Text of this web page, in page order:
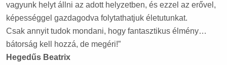
vagyunk helyt állni az adott helyzetben, és ezzel az erővel,
képességgel gazdagodva folytathatjuk életutunkat.
Csak annyit tudok mondani, hogy fantasztikus élmény…
bátorság kell hozzá, de megéri!”
Hegedűs Beatrix